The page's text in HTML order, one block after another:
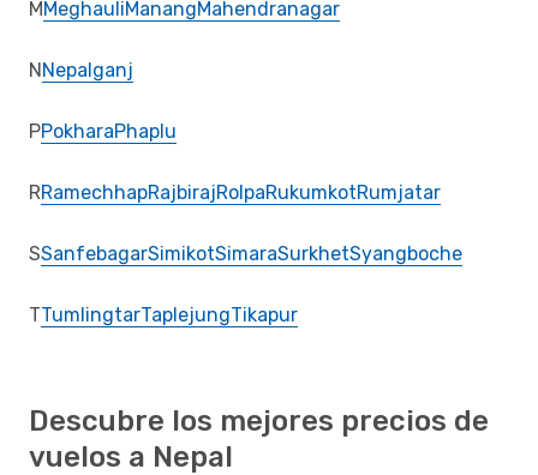
MMeghauliManangMahendranagar
NNepalganj
PPokharaPhaplu
RRamechhapRajbirajRolpaRukumkotRumjatar
SSanfebagarSimikotSimaraSurkhetSyangboche
TTumlingtarTaplejungTikapur
Descubre los mejores precios de
vuelos a Nepal